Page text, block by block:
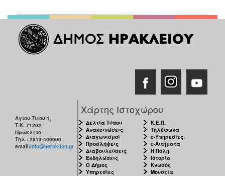
Αδειοδότηση
&
Έλεγχος
Βρεφονηπιακών
Γυναικών
Κέντρο
Κοινότητας
Αγίου Τίτου 1,
Τ.Κ. 71202,
Ηράκλειο
Τηλ.: 2813-409000
email:info@heraklion.gr
Χάρτης Ιστοχώρου
Δελτία Τύπου
Ανακοινώσεις
Διαγωνισμοί
Προσλήψεις
Διαβουλεύσεις
Εκδηλώσεις
Ο Δήμος
Υπηρεσίες
Κ.Ε.Π.
Τηλέφωνα
e-Υπηρεσίες
e-Αιτήματα
Η Πόλη
Ιστορία
Κνωσός
Μουσεία